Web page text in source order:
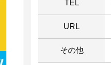
TEL
URL
その他